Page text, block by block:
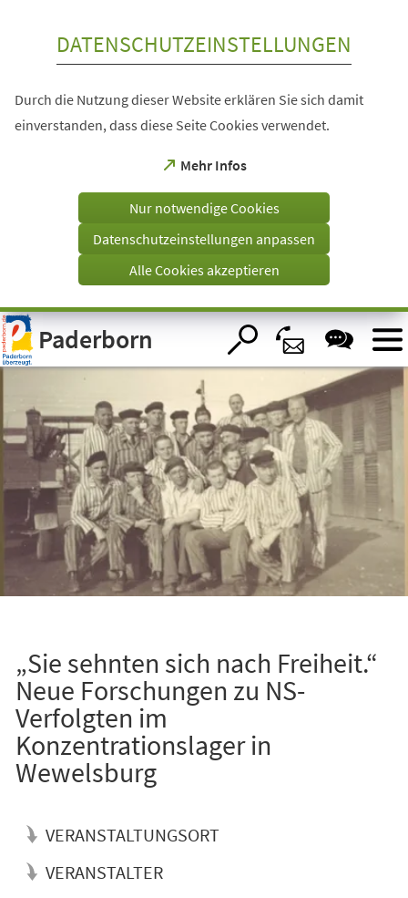
Visuelle
Assistenzsoftware
öffnen.
DATENSCHUTZEINSTELLUNGEN
Durch die Nutzung dieser Website erklären Sie sich damit
einverstanden, dass diese Seite Cookies verwendet.
Mehr Infos
(Öffnet
einem
Tab)
Nur notwendige Cookies
Datenschutzeinstellungen anpassen
Alle Cookies akzeptieren
Paderborn
„Sie sehnten sich nach Freiheit.“
Neue Forschungen zu NS-
Verfolgten im
Konzentrationslager in
Wewelsburg
VERANSTALTUNGSORT
VERANSTALTER